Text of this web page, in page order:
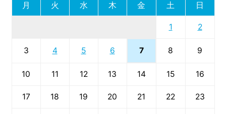
月 火 水 木 金 土 日
1 2
3 4 5 6 7 8 9
10 11 12 13 14 15 16
17 18 19 20 21 22 23